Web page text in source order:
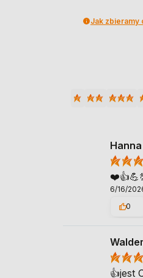
Jak zbieramy
Hanna
6/16/
0
👍️jest